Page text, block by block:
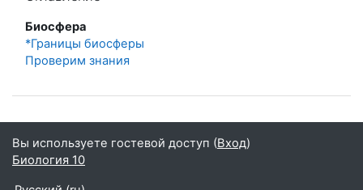
Биосфера
*Границы биосферы
Проверим знания
Вы используете гостевой доступ (Вход)
Биология 10